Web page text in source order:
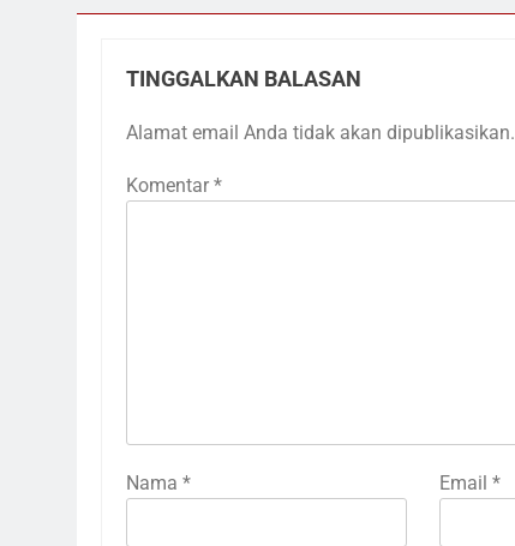
TINGGALKAN BALASAN
Alamat email Anda tidak akan dipublikasikan.
Komentar *
Nama * Email *